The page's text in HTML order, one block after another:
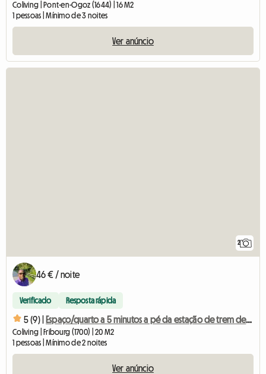
Coliving | Pont-en-Ogoz (1644) | 16 M2
1 pessoas | Mínimo de 3 noites
Ver anúncio
2
46 € / noite
Verificado Resposta rápida
5 (9) | Espaço/quarto a 5 minutos a pé da estação de trem de Friburgo.
Coliving | Fribourg (1700) | 20 M2
1 pessoas | Mínimo de 2 noites
Ver anúncio